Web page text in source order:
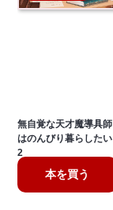
無自覚な天才魔導具師
はのんびり暮らしたい
2
本を買う